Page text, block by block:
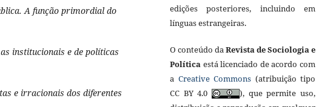
A função primordial do
institucionais e de políticas
e irracionais dos diferentes
edições posteriores, incluindo em
línguas estrangeiras.
O conteúdo daRevista de Sociologia e
Política está licenciado de acordo com
a Creative Commons (atribuição tipo
CC BY 4.0
), que permite uso,